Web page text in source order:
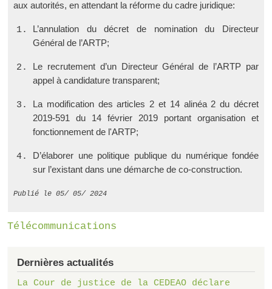
aux autorités, en attendant la réforme du cadre juridique­:
L’annulation du décret de nomination du Directeur
Général de l’ARTP­;
Le recrutement d’un Directeur Général de l’ARTP par
appel à candidature ­transparent;
La modification des articles 2 et 14 alinéa 2 du décret
2019-591 du 14 février 2019 portant organisation et
fonctionnement de l'ARTP­;
D’élaborer une politique publique du numérique fondée
sur l’existant dans une démarche de co-construction.
Publié le 05/ 05/ 2024
Télécommunications
Dernières actualités
La Cour de justice de la CEDEAO déclare